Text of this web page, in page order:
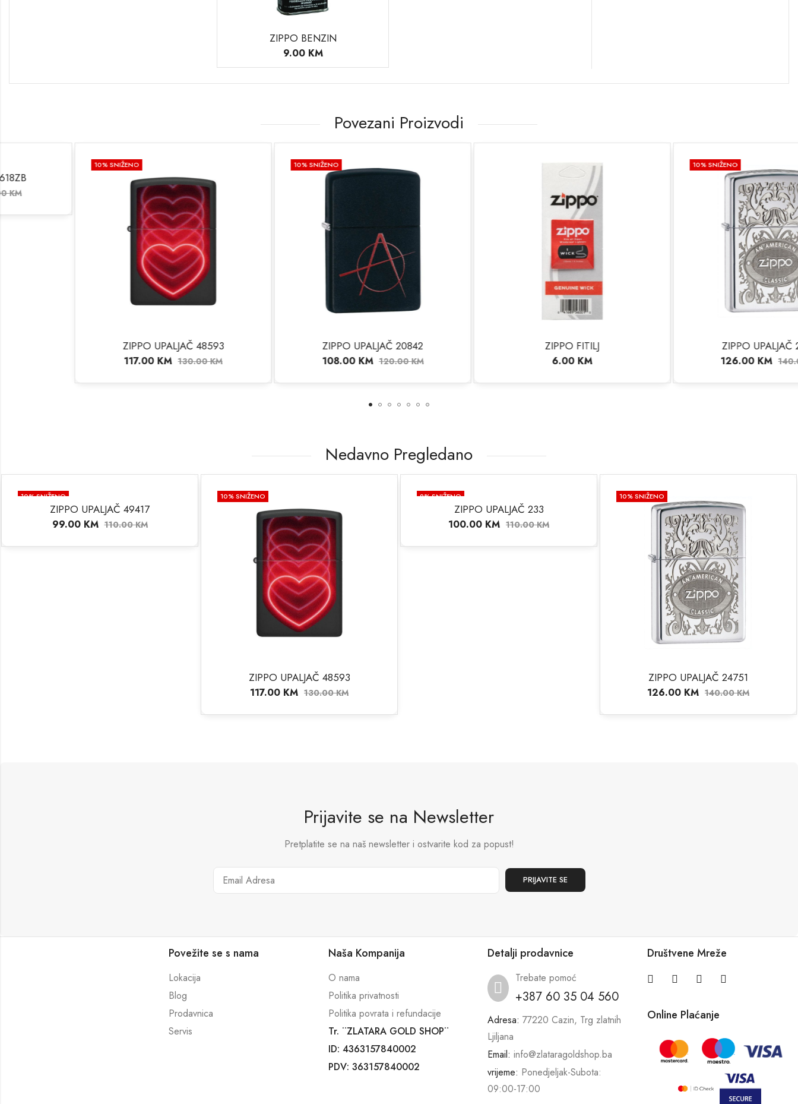
ZIPPO BENZIN
9.00 KM
Povezani Proizvodi
ZIPPO UPALJAČ 48593
130.00KM
ZIPPO UPALJAČ 20842
120.00KM
ZIPPO UPALJAČ 24751
140.00KM
Nedavno Pregledano
10% SNIŽENO
ZIPPO UPALJAČ 49417
99.00 KM 110.00KM
10% SNIŽENO
ZIPPO UPALJAČ 48593
117.00 KM 130.00KM
9% SNIŽENO
ZIPPO UPALJAČ 233
100.00 KM 110.00KM
10% SNIŽENO
ZIPPO UPALJAČ 24751
126.00 KM 140.00KM
Prijavite se na Newsletter
Pretplatite se na naš newsletter i ostvarite kod za popust!
Povežite se s nama
Lokacija
Blog
Prodavnica
Servis
Naša Kompanija
O nama
Politika privatnosti
Politika povrata i refundacije
Tr. ¨ZLATARA GOLD SHOP¨
ID: 4363157840002
PDV: 363157840002
Detalji prodavnice
Trebate pomoć
+387 60 35 04 560
Adresa: 77220 Cazin, Trg zlatnih
Ljiljana
Email: info@zlataragoldshop.ba
vrijeme: Ponedjeljak-Subota:
09:00-17:00
Društvene Mreže
Online Plaćanje